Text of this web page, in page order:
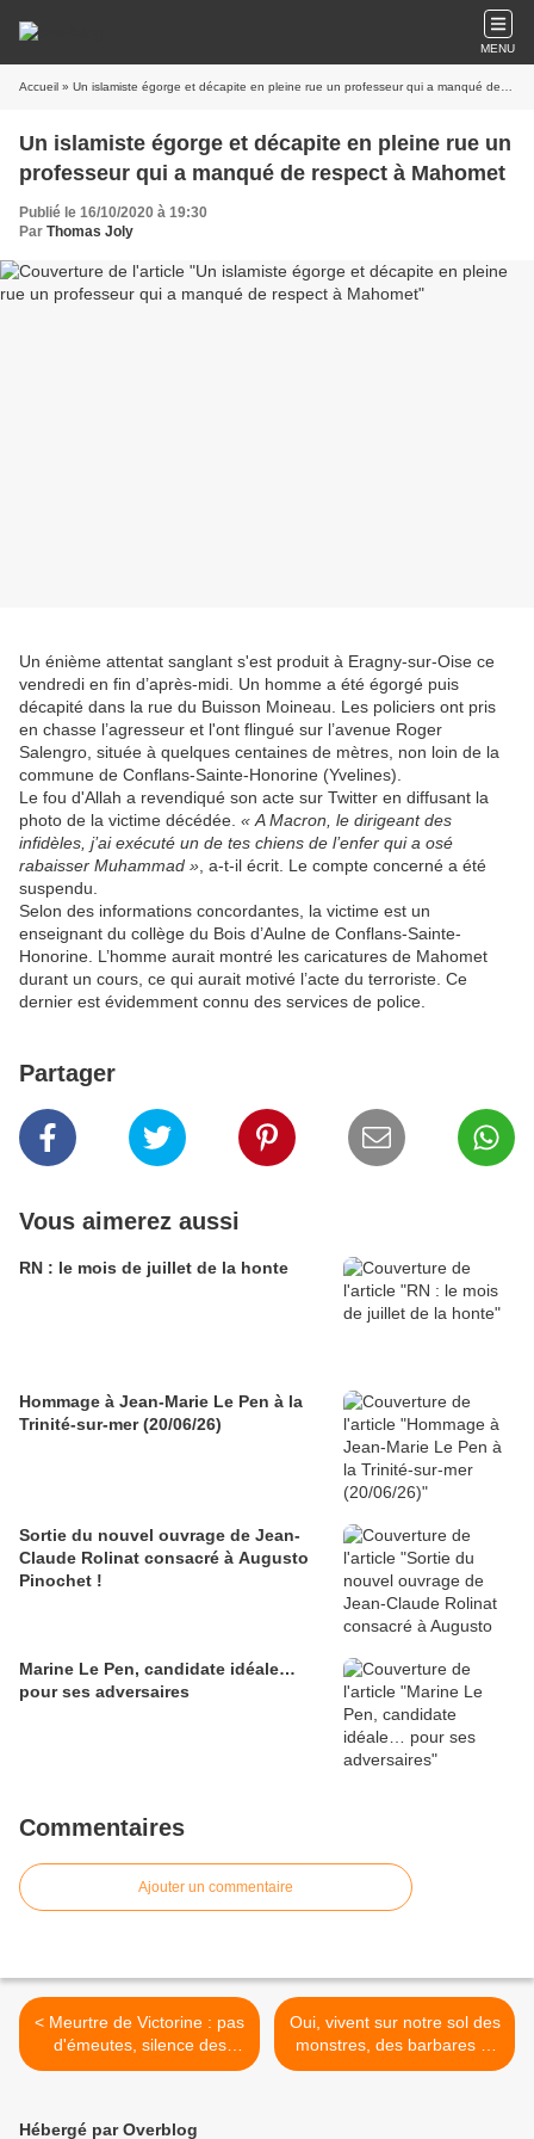
MENU
Accueil » Un islamiste égorge et décapite en pleine rue un professeur qui a manqué de respect à Mahomet
Un islamiste égorge et décapite en pleine rue un
professeur qui a manqué de respect à Mahomet
Publié le 16/10/2020 à 19:30
Par Thomas Joly
Un énième attentat sanglant s'est produit à Eragny-sur-Oise ce
vendredi en fin d’après-midi. Un homme a été égorgé puis
décapité dans la rue du Buisson Moineau. Les policiers ont pris
en chasse l’agresseur et l'ont flingué sur l’avenue Roger
Salengro, située à quelques centaines de mètres, non loin de la
commune de Conflans-Sainte-Honorine (Yvelines).
Le fou d'Allah a revendiqué son acte sur Twitter en diffusant la
photo de la victime décédée. « A Macron, le dirigeant des
infidèles, j’ai exécuté un de tes chiens de l’enfer qui a osé
rabaisser Muhammad » , a-t-il écrit. Le compte concerné a été
suspendu.
Selon des informations concordantes, la victime est un
enseignant du collège du Bois d’Aulne de Conflans-Sainte-
Honorine. L’homme aurait montré les caricatures de Mahomet
durant un cours, ce qui aurait motivé l’acte du terroriste. Ce
dernier est évidemment connu des services de police.
Partager
Vous aimerez aussi
RN : le mois de juillet de la honte
Hommage à Jean-Marie Le Pen à la
Trinité-sur-mer (20/06/26)
Sortie du nouvel ouvrage de Jean-
Claude Rolinat consacré à Augusto
Pinochet !
Marine Le Pen, candidate idéale…
pour ses adversaires
Commentaires
Ajouter un commentaire
< Meurtre de Victorine : pas
d'émeutes, silence des
antiracistes, mutisme de
Oui, vivent sur notre sol des
monstres, des barbares et
des fous furieux >
Hébergé par Overblog